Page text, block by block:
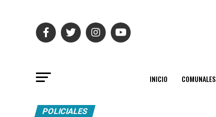
INICIO COMUNALES
POLICIALES